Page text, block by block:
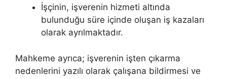
İşçinin, işverenin hizmeti altında
bulunduğu süre içinde oluşan iş kazaları
olarak ayrılmaktadır.
Mahkeme ayrıca; işverenin işten çıkarma
nedenlerini yazılı olarak çalışana bildirmesi ve